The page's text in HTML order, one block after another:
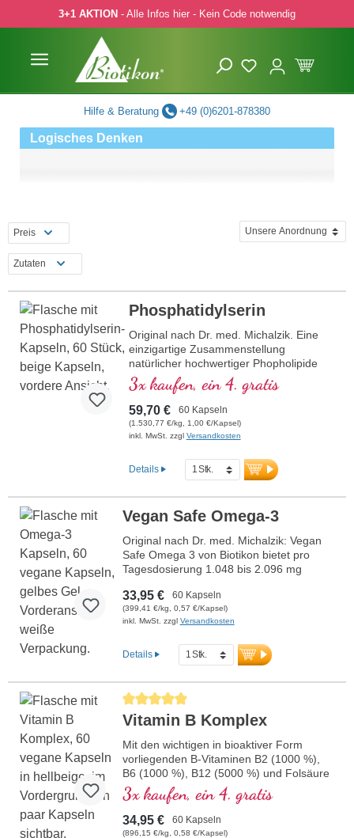
Hauptinhalt springen
Zur Suche springen
Zur Hauptnavigation springen
3+1 AKTION - Alle Infos hier - Kein Code notwendig
Hilfe & Beratung +49 (0)6201-878380
Logisches Denken
Preis
Zutaten
Phosphatidylserin
Original nach Dr. med. Michalzik. Eine
einzigartige Zusammenstellung
natürlicher hochwertiger Phopholipide
mit einem hohen Gehalt an wertvollem
Phophatidylserin. Hohe Reinheit, seit
über 15 Jahren das bewährte
Phosphatidyserin Produkt
319 mg Gesamt-Phospholipidgehalt pro
125 mg Phosphatidylserin,
44,5 mg Phosphatidinsäure,
39,5 mg Phosphatidylethanolamine
Nutzen Sie unseren telefonischen
Kundenservice. Ihre Gesundheit liegt
uns am Herzen.
3x kaufen, ein 4. gratis
59,70 € 60 Kapseln
(1.530,77 €/kg, 1,00 €/Kapsel)
inkl. MwSt. zzgl Versandkosten
Details
Vegan Safe Omega-3
Original nach Dr. med. Michalzik: Vegan
Safe Omega 3 von Biotikon bietet pro
Tagesdosierung 1.048 bis 2.096 mg
Mikroalge Schizochytrium. Dieses
hochreine Öl enthält 570 bis 1.140 mg
Omega-3-Fettsäuren, darunter 150 bis
einer aluminiumfreien Versiegelung
verpackt, eignet sich das Produkt ideal für
eine pflanzliche Unterstützung der
Omega-3-Versorgung. Hergestellt in
Deutschland unter höchsten
Qualitätsstandards.
mehr Informationen zu Vegan Safe
Omega 3
33,95 € 60 Kapseln
(399,41 €/kg, 0,57 €/Kapsel)
inkl. MwSt. zzgl Versandkosten
Details
Durchschnittliche Bewertung von 5 von 5 Sternen
Vitamin B Komplex
Mit den wichtigen in bioaktiver Form
vorliegenden B-Vitaminen B2 (1000 %),
B6 (1000 %), B12 (5000 %) und Folsäure
(400 %) sowie allen anderen B-Vitaminen.
Mit Methylcobalamin und
Adenosylcobalamin.
3x kaufen, ein 4. gratis
34,95 € 60 Kapseln
(896,15 €/kg, 0,58 €/Kapsel)